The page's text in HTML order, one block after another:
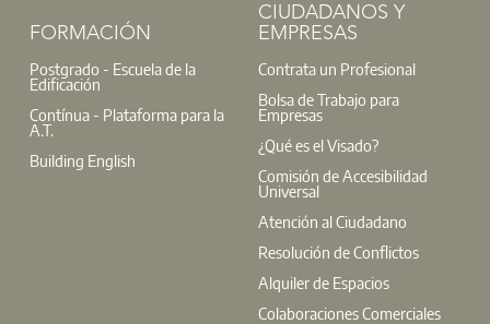
FORMACIÓN
Postgrado - Escuela de la
Edificación
Contínua - Plataforma para la
A.T.
Building English
CIUDADANOS Y
EMPRESAS
Contrata un Profesional
Bolsa de Trabajo para
Empresas
¿Qué es el Visado?
Comisión de Accesibilidad
Universal
Atención al Ciudadano
Resolución de Conflictos
Alquiler de Espacios
Colaboraciones Comerciales